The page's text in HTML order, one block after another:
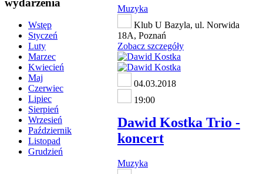
Wstęp
Styczeń
Luty
Marzec
Kwiecień
Maj
Czerwiec
Lipiec
Sierpień
Wrzesień
Październik
Listopad
Grudzień
Muzyka
Klub U Bazyla, ul. Norwida
18A, Poznań
Zobacz szczegóły
04.03.2018
19:00
Dawid Kostka Trio -
koncert
Muzyka